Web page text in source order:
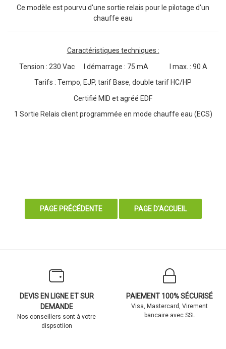
Ce modèle est pourvu d'une sortie relais pour le pilotage d'un
chauffe eau
Caractéristiques techniques :
Tension : 230 Vac I démarrage : 75 mA I max. : 90 A
Tarifs : Tempo, EJP, tarif Base, double tarif HC/HP
Certifié MID et agréé EDF
1 Sortie Relais client programmée en mode chauffe eau (ECS)
DEVIS EN LIGNE ET SUR
DEMANDE
Nos conseillers sont à votre
dispsotiion
PAIEMENT 100% SÉCURISÉ
Visa, Mastercard, Virement
bancaire avec SSL